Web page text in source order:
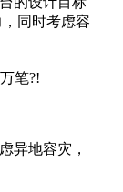
同时考虑容
地容灾，